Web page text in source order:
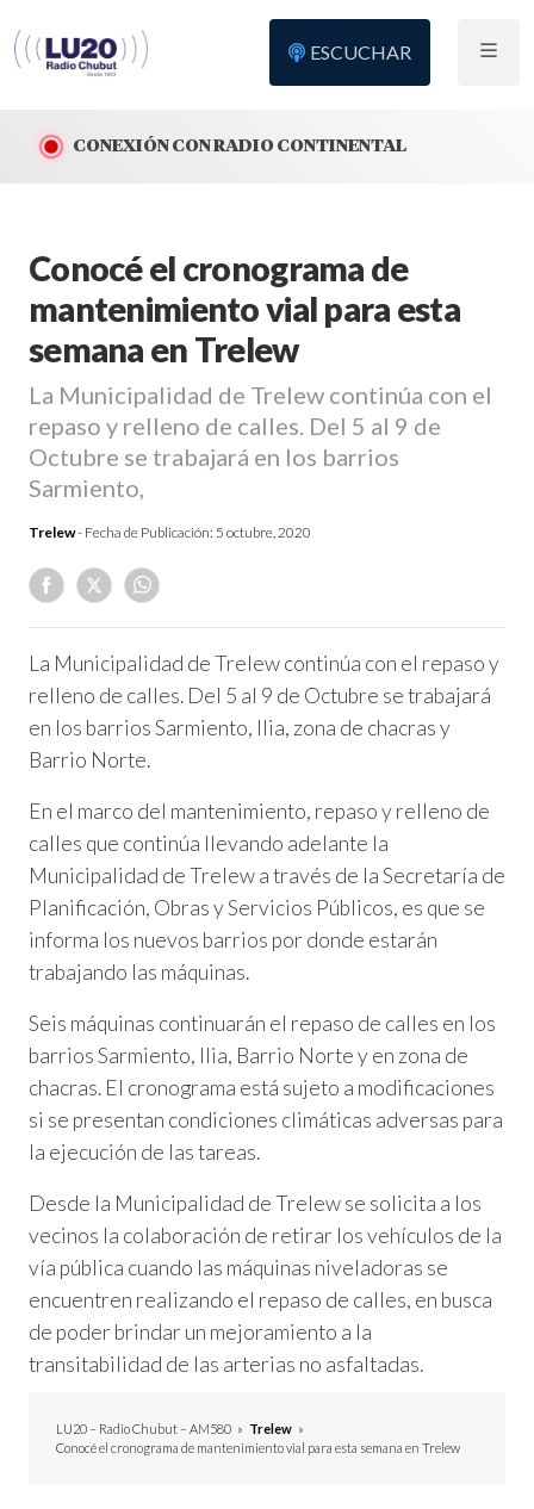
ESCUCHAR
CONEXIÓN CON RADIO CONTINENTAL
Conocé el cronograma de
mantenimiento vial para esta
semana en Trelew
La Municipalidad de Trelew continúa con el
repaso y relleno de calles. Del 5 al 9 de
Octubre se trabajará en los barrios
Sarmiento,
Trelew- Fecha de Publicación: 5 octubre, 2020
La Municipalidad de Trelew continúa con el repaso y
relleno de calles. Del 5 al 9 de Octubre se trabajará
en los barrios Sarmiento, Ilia, zona de chacras y
Barrio Norte.
En el marco del mantenimiento, repaso y relleno de
calles que continúa llevando adelante la
Municipalidad de Trelew a través de la Secretaría de
Planificación, Obras y Servicios Públicos, es que se
informa los nuevos barrios por donde estarán
trabajando las máquinas.
Seis máquinas continuarán el repaso de calles en los
barrios Sarmiento, Ilia, Barrio Norte y en zona de
chacras. El cronograma está sujeto a modificaciones
si se presentan condiciones climáticas adversas para
la ejecución de las tareas.
Desde la Municipalidad de Trelew se solicita a los
vecinos la colaboración de retirar los vehículos de la
vía pública cuando las máquinas niveladoras se
encuentren realizando el repaso de calles, en busca
de poder brindar un mejoramiento a la
transitabilidad de las arterias no asfaltadas.
LU20 – Radio Chubut – AM580 » Trelew »
Conocé el cronograma de mantenimiento vial para esta semana en Trelew